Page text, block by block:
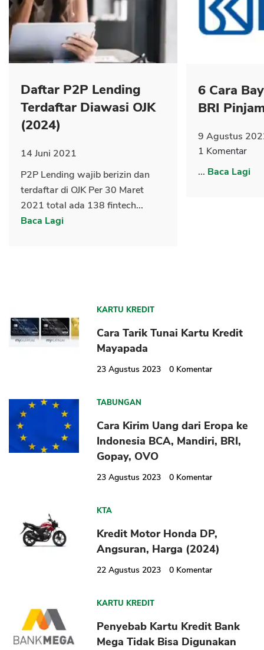
Daftar P2P Lending
Terdaftar Diawasi OJK
(2024)
14 Juni 2021
P2P Lending wajib berizin dan
terdaftar di OJK Per 30 Maret
2021 total ada 138 fintech...
Baca Lagi
6 Cara
BRI
9 Agustus
1 Komentar
... Baca Lagi
KARTU KREDIT
Cara Tarik Tunai Kartu Kredit
Mayapada
23 Agustus 2023 0 Komentar
TABUNGAN
Cara Kirim Uang dari Eropa ke
Indonesia BCA, Mandiri, BRI,
Gopay, OVO
23 Agustus 2023 0 Komentar
KTA
Kredit Motor Honda DP,
Angsuran, Harga (2024)
22 Agustus 2023 0 Komentar
KARTU KREDIT
Penyebab Kartu Kredit Bank
Mega Tidak Bisa Digunakan